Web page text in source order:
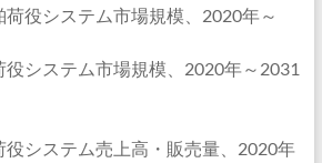
役システム市場規模、2020年～
システム市場規模、2020年～2031
システム売上高・販売量、2020年